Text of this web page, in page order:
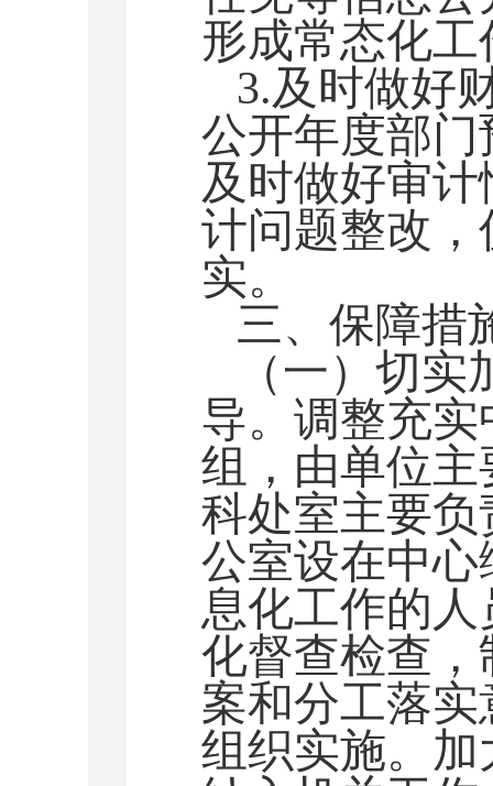
形成常态化
3.及时做好
公开年度部
及时做好审
计问题整改
实。
三、保障措
（一）切
导。调整充
组，由单位
科处室主要
公室设在中心
息化工作的
化督查检查
案和分工落
组织实施。